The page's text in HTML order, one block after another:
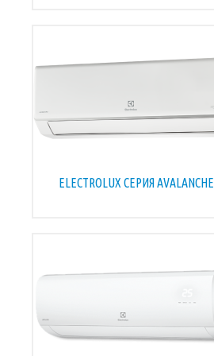
ELECTROLUX СЕРИЯ AVALANCHE